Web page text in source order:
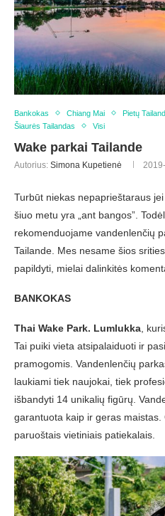
Bankokas Chiang Mai Pietų
Šiaurės Tailandas
Visi
Wake parkai Tailande
Autorius: Simona Kupetienė
Turbūt niekas nepaprieštaraus
šiuo metu yra „ant bangos”.
rekomenduojame vandenlenčių
Tailande. Mes nesame šios
papildyti, mielai dalinkitės
BANKOKAS
Thai Wake Park. Lumlukka ,
Tai puiki vieta atsipalaiduoti ir
pramogomis. Vandenlenčių
laukiami tiek naujokai, tiek
išbandyti 14 unikalių figūrų.
garantuota kaip ir geras
paruoštais vietiniais patiekalais.